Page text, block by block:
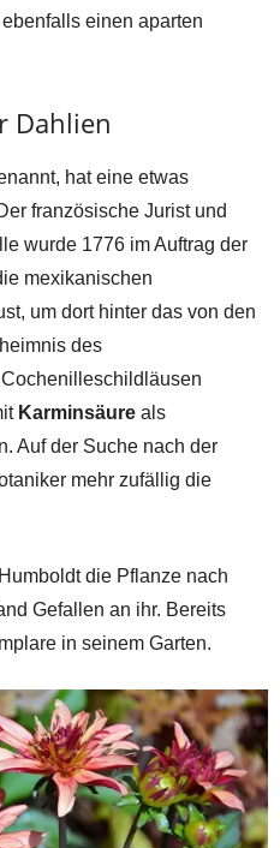
einen aparten
Dahlien
hat eine etwas
französische Jurist und
wurde 1776 im Auftrag der
mexikanischen
um dort hinter das von den
des
Karminsäure als
Auf der Suche nach der
mehr zufällig die
die Pflanze nach
Gefallen an ihr. Bereits
in seinem Garten.